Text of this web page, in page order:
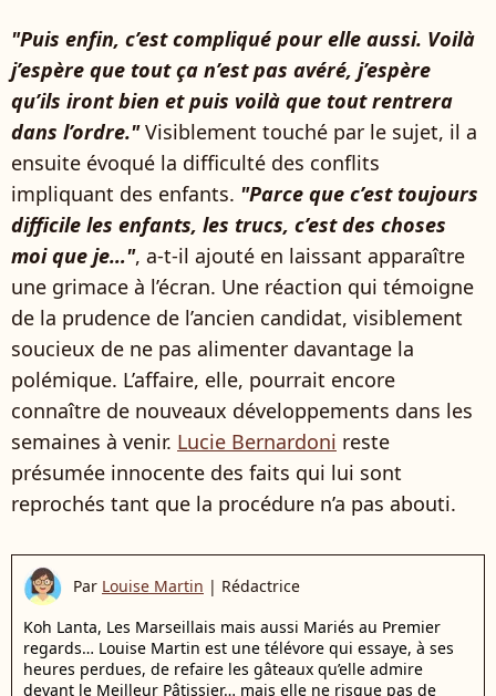
"Puis enfin, c’est compliqué pour elle aussi. Voilà
j’espère que tout ça n’est pas avéré, j’espère
qu’ils iront bien et puis voilà que tout rentrera
dans l’ordre."Visiblement touché par le sujet, il a
ensuite évoqué la difficulté des conflits
impliquant des enfants. "Parce que c’est toujours
difficile les enfants, les trucs, c’est des choses
moi que je…", a-t-il ajouté en laissant apparaître
une grimace à l’écran. Une réaction qui témoigne
de la prudence de l’ancien candidat, visiblement
soucieux de ne pas alimenter davantage la
polémique. L’affaire, elle, pourrait encore
connaître de nouveaux développements dans les
semaines à venir. Lucie Bernardoni reste
présumée innocente des faits qui lui sont
reprochés tant que la procédure n’a pas abouti.
Par Louise Martin | Rédactrice
Koh Lanta, Les Marseillais mais aussi Mariés au Premier
regards… Louise Martin est une télévore qui essaye, à ses
heures perdues, de refaire les gâteaux qu’elle admire
devant le Meilleur Pâtissier… mais elle ne risque pas de